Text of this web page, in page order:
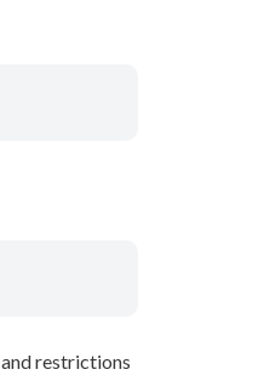
restrictions